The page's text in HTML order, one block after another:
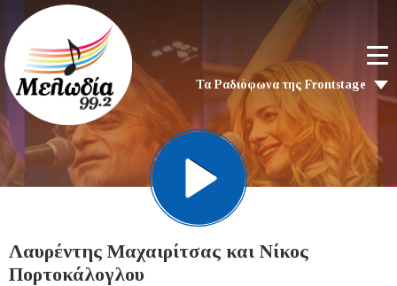
Τα Ραδιόφωνα της Frontstage
Λαυρέντης Μαχαιρίτσας και Νίκος
Πορτοκάλογλου